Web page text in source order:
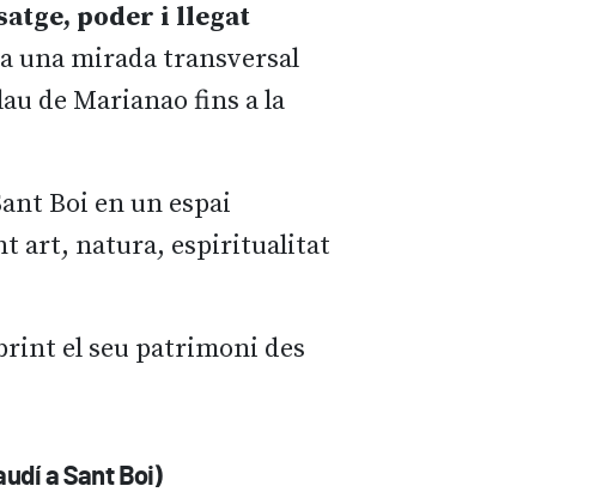
poder i llegat
una mirada transversal
de Marianao fins a la
Boi en un espai
art, natura, espiritualitat
el seu patrimoni des
a Sant Boi)